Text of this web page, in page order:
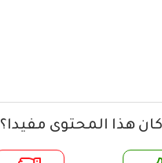
هذا المحتوى مفيدا؟